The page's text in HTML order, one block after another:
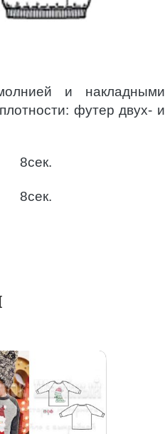
и накладными
футер двух- и
7сек.
7сек.